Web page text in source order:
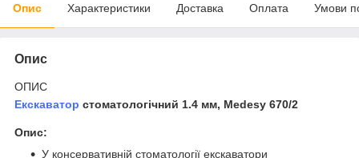
Опис Характеристики Доставка Оплата Умови
Опис
ОПИС
Екскаватор стоматологічний 1.4 мм, Medesy 670/2
Опис:
У консервативній стоматології екскаватори